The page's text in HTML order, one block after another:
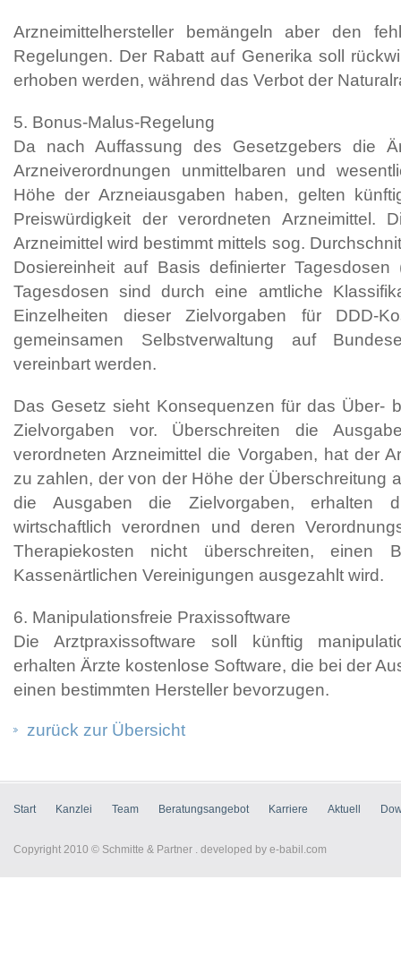
Arzneimittelhersteller bemängeln aber den
Regelungen. Der Rabatt auf Generika soll
erhoben werden, während das Verbot der
5. Bonus-Malus-Regelung
Da nach Auffassung des Gesetzgebers die
Arzneiverordnungen unmittelbaren und
Höhe der Arzneiausgaben haben, gelten
Preiswürdigkeit der verordneten Arzneimittel.
Arzneimittel wird bestimmt mittels sog.
Dosiereinheit auf Basis definierter Tagesdosen
Tagesdosen sind durch eine amtliche
Einzelheiten dieser Zielvorgaben für DDD-
gemeinsamen Selbstverwaltung auf
vereinbart werden.
Das Gesetz sieht Konsequenzen für das Über-
Zielvorgaben vor. Überschreiten die
verordneten Arzneimittel die Vorgaben, hat der
zu zahlen, der von der Höhe der Überschreitung
die Ausgaben die Zielvorgaben, erhalten
wirtschaftlich verordnen und deren
Therapiekosten nicht überschreiten, einen
Kassenärtlichen Vereinigungen ausgezahlt wird.
6. Manipulationsfreie Praxissoftware
Die Arztpraxissoftware soll künftig
erhalten Ärzte kostenlose Software, die bei der
einen bestimmten Hersteller bevorzugen.
zurück zur Übersicht
Start Kanzlei Team Beratungsangebot Karriere Aktuell
Copyright 2010 © Schmitte & Partner . developed by e-babil.com